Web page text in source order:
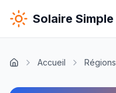
Solaire Simple
Accueil Régions